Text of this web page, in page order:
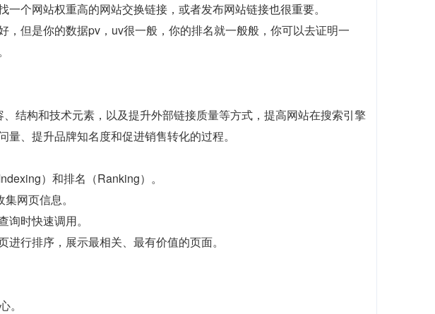
个网站权重高的网站交换链接，或者发布网站链接也很重要。
但是你的数据pv，uv很一般，你的排名就一般般，你可以去证明一
结构和技术元素，以及提升外部链接质量等方式，提高网站在搜索引擎
、提升品牌知名度和促进销售转化的过程。
）和排名（Ranking）。
网页信息。
时快速调用。
行排序，展示最相关、最有价值的页面。
。